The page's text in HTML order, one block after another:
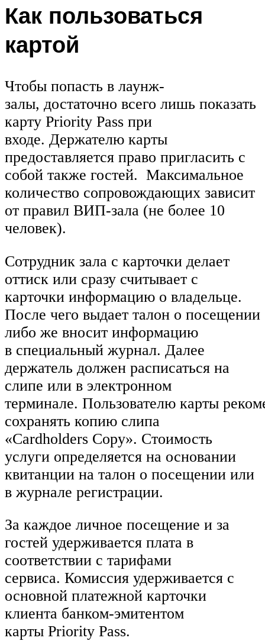
Как пользоваться
картой
Чтобы попасть в лаунж-
залы, достаточно всего лишь показать
карту Priority Pass при
входе. Держателю карты
предоставляется право пригласить с
собой также гостей. Максимальное
количество сопровождающих зависит
от правил ВИП-зала (не более 10
человек).
Сотрудник зала с карточки делает
оттиск или сразу считывает с
карточки информацию о владельце.
После чего выдает талон о посещении
либо же вносит информацию
в специальный журнал. Далее
держатель должен расписаться на
слипе или в электронном
терминале. Пользователю карты
сохранять копию слипа
«Cardholders Copy». Стоимость
услуги определяется на основании
квитанции на талон о посещении или
в журнале регистрации.
За каждое личное посещение и за
гостей удерживается плата в
соответствии с тарифами
сервиса. Комиссия удерживается с
основной платежной карточки
клиента банком-эмитентом
карты Priority Pass.